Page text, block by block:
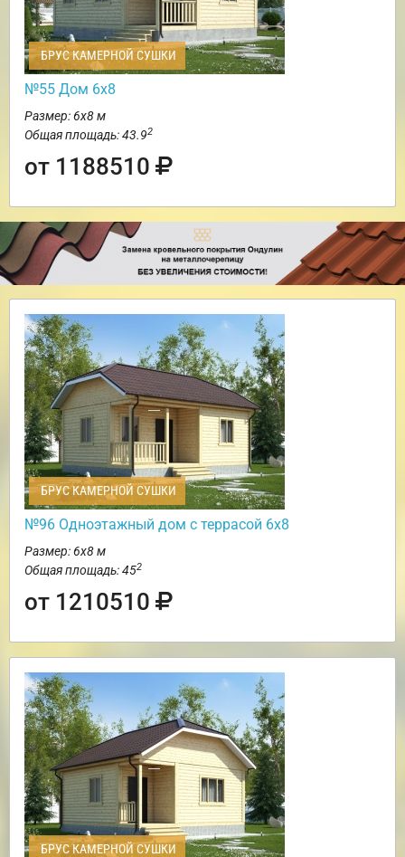
БРУС КАМЕРНОЙ СУШКИ
№55 Дом 6х8
Размер: 6х8 м
Общая площадь: 43.92
от 1188510
БРУС КАМЕРНОЙ СУШКИ
№96 Одноэтажный дом с террасой 6х8
Размер: 6х8 м
Общая площадь: 452
от 1210510
БРУС КАМЕРНОЙ СУШКИ